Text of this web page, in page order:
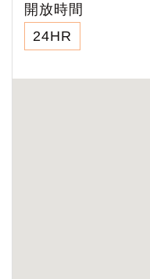
開放時間
24HR